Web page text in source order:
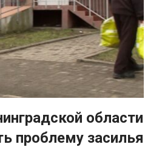
области
проблему засилья